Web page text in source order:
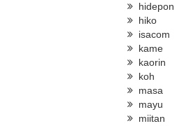
hidepon
hiko
isacom
kame
kaorin
koh
masa
mayu
miitan